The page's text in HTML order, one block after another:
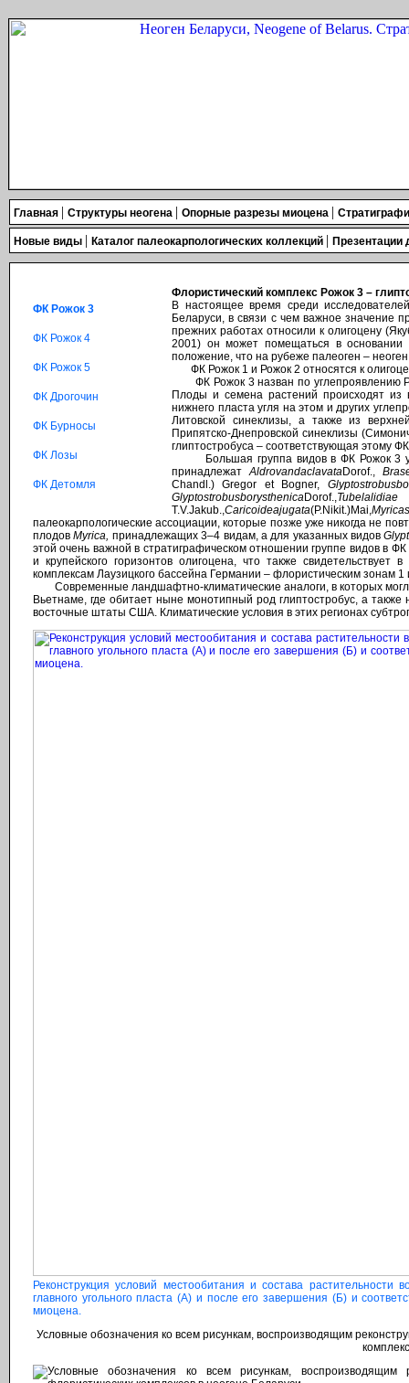
Главная | Структуры неогена | Опорные разрезы миоцена |
Новые виды | Каталог палеокарпологических коллекций | Презентации
ФК Рожок 3
ФК Рожок 4
ФК Рожок 5
ФК Дрогочин
ФК Бурносы
ФК Лозы
ФК Детомля
Флористический комплекс Рожок 3 –
В настоящее время среди
Беларуси, в связи с чем важное значение
прежних работах относили к олигоцену
2001) он может помещаться в
положение, что на рубеже палеоген –
ФК Рожок 1 и Рожок 2 относятся к
ФК Рожок 3 назван по углепроявлению
Плоды и семена растений происходят из
нижнего пласта угля на этом и других
Литовской синеклизы, а также из
Припятско-Днепровской синеклизы
глиптостробуса – соответствующая этому
Большая группа видов в ФК Рожок 3
принадлежатAldrovandaclavataDorof.,
Chandl.) Gregor et Bogner, Glyptostrobus
GlyptostrobusborysthenicaDorof.,Tubelalidiaе
T.V.Jakub.,Caricoideajugata(P.Nikit.)Mai,Myrica
палеокарпологические ассоциации, которые позже уже никогда не
плодовMyrica, принадлежащих 3–4 видам, а для указанных видов
этой очень важной в стратиграфическом отношении группе видов в
и крупейского горизонтов олигоцена, что также
комплексам Лаузицкого бассейна Германии – флористическим зонам
Современные ландшафтно-климатические аналоги, в которых
Вьетнаме, где обитает ныне монотипный род глиптостробус, а
восточные штаты США. Климатические условия в этих регионах
Реконструкция условий местообитания и состава
главного угольного пласта (А) и после его завершения (Б) и
миоцена.
Условные обозначения ко всем рисункам, воспроизводящим